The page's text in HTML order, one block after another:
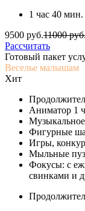
1 час 40 мин.
9500 руб.11000
Рассчитать
Готовый пакет
Веселье малышам
Хит
Аниматор 1
Фигурные
Игры,
Мыльные
Фокусы: с
свинками и